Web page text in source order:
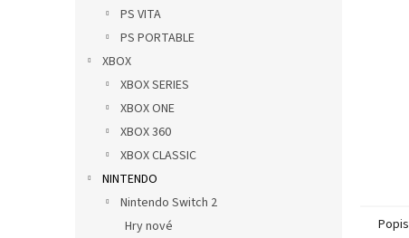
PS VITA
PS PORTABLE
XBOX
XBOX SERIES
XBOX ONE
XBOX 360
XBOX CLASSIC
NINTENDO
Nintendo Switch 2
Hry nové
Popis